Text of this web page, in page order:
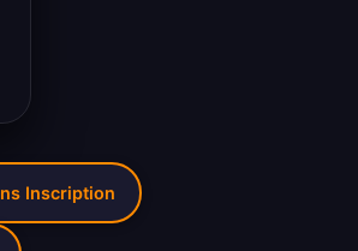
Inscription